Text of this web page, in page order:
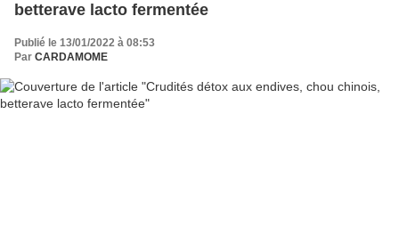
betterave lacto fermentée
Publié le 13/01/2022 à 08:53
Par CARDAMOME